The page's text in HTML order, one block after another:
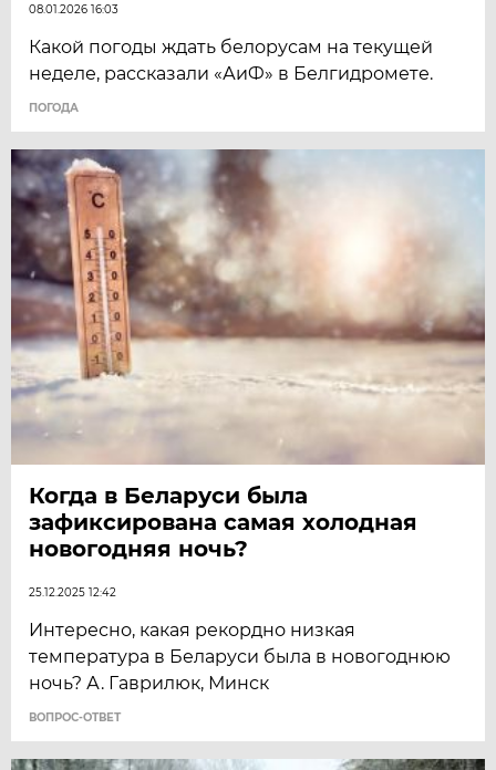
08.01.2026 16:03
Какой погоды ждать белорусам на текущей
неделе, рассказали «АиФ» в Белгидромете.
ПОГОДА
Когда в Беларуси была
зафиксирована самая холодная
новогодняя ночь?
25.12.2025 12:42
Интересно, какая рекордно низкая
температура в Беларуси была в новогоднюю
ночь? А. Гаврилюк, Минск
ВОПРОС-ОТВЕТ